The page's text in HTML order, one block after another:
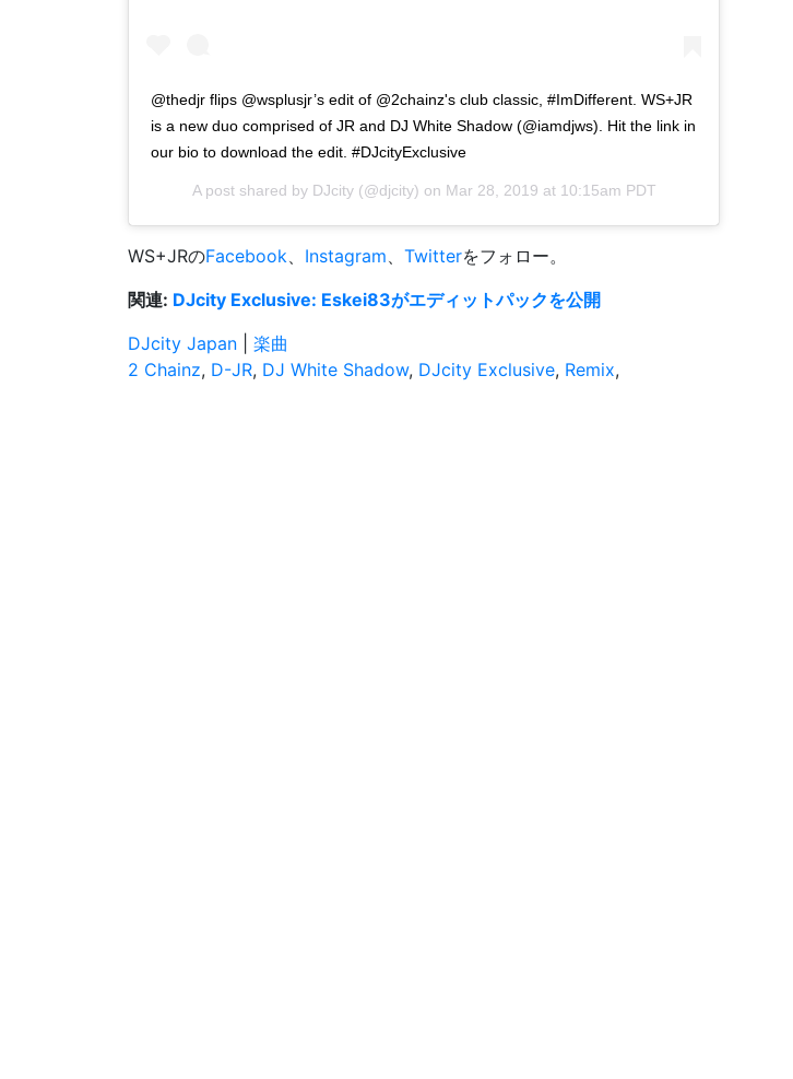
@thedjr flips @wsplusjr’s edit of @2chainz's club classic, #ImDifferent. WS+JR
is a new duo comprised of JR and DJ White Shadow (@iamdjws). Hit the link in
our bio to download the edit. #DJcityExclusive
A post shared by DJcity(@djcity) on Mar 28, 2019 at 10:15am PDT
WS+JRのFacebook、 Instagram、 Twitterをフォロー。
関連: DJcity Exclusive: Eskei83がエディットパックを公開
DJcity Japan
楽曲
2 Chainz, D-JR, DJ White Shadow, DJcity Exclusive, Remix,